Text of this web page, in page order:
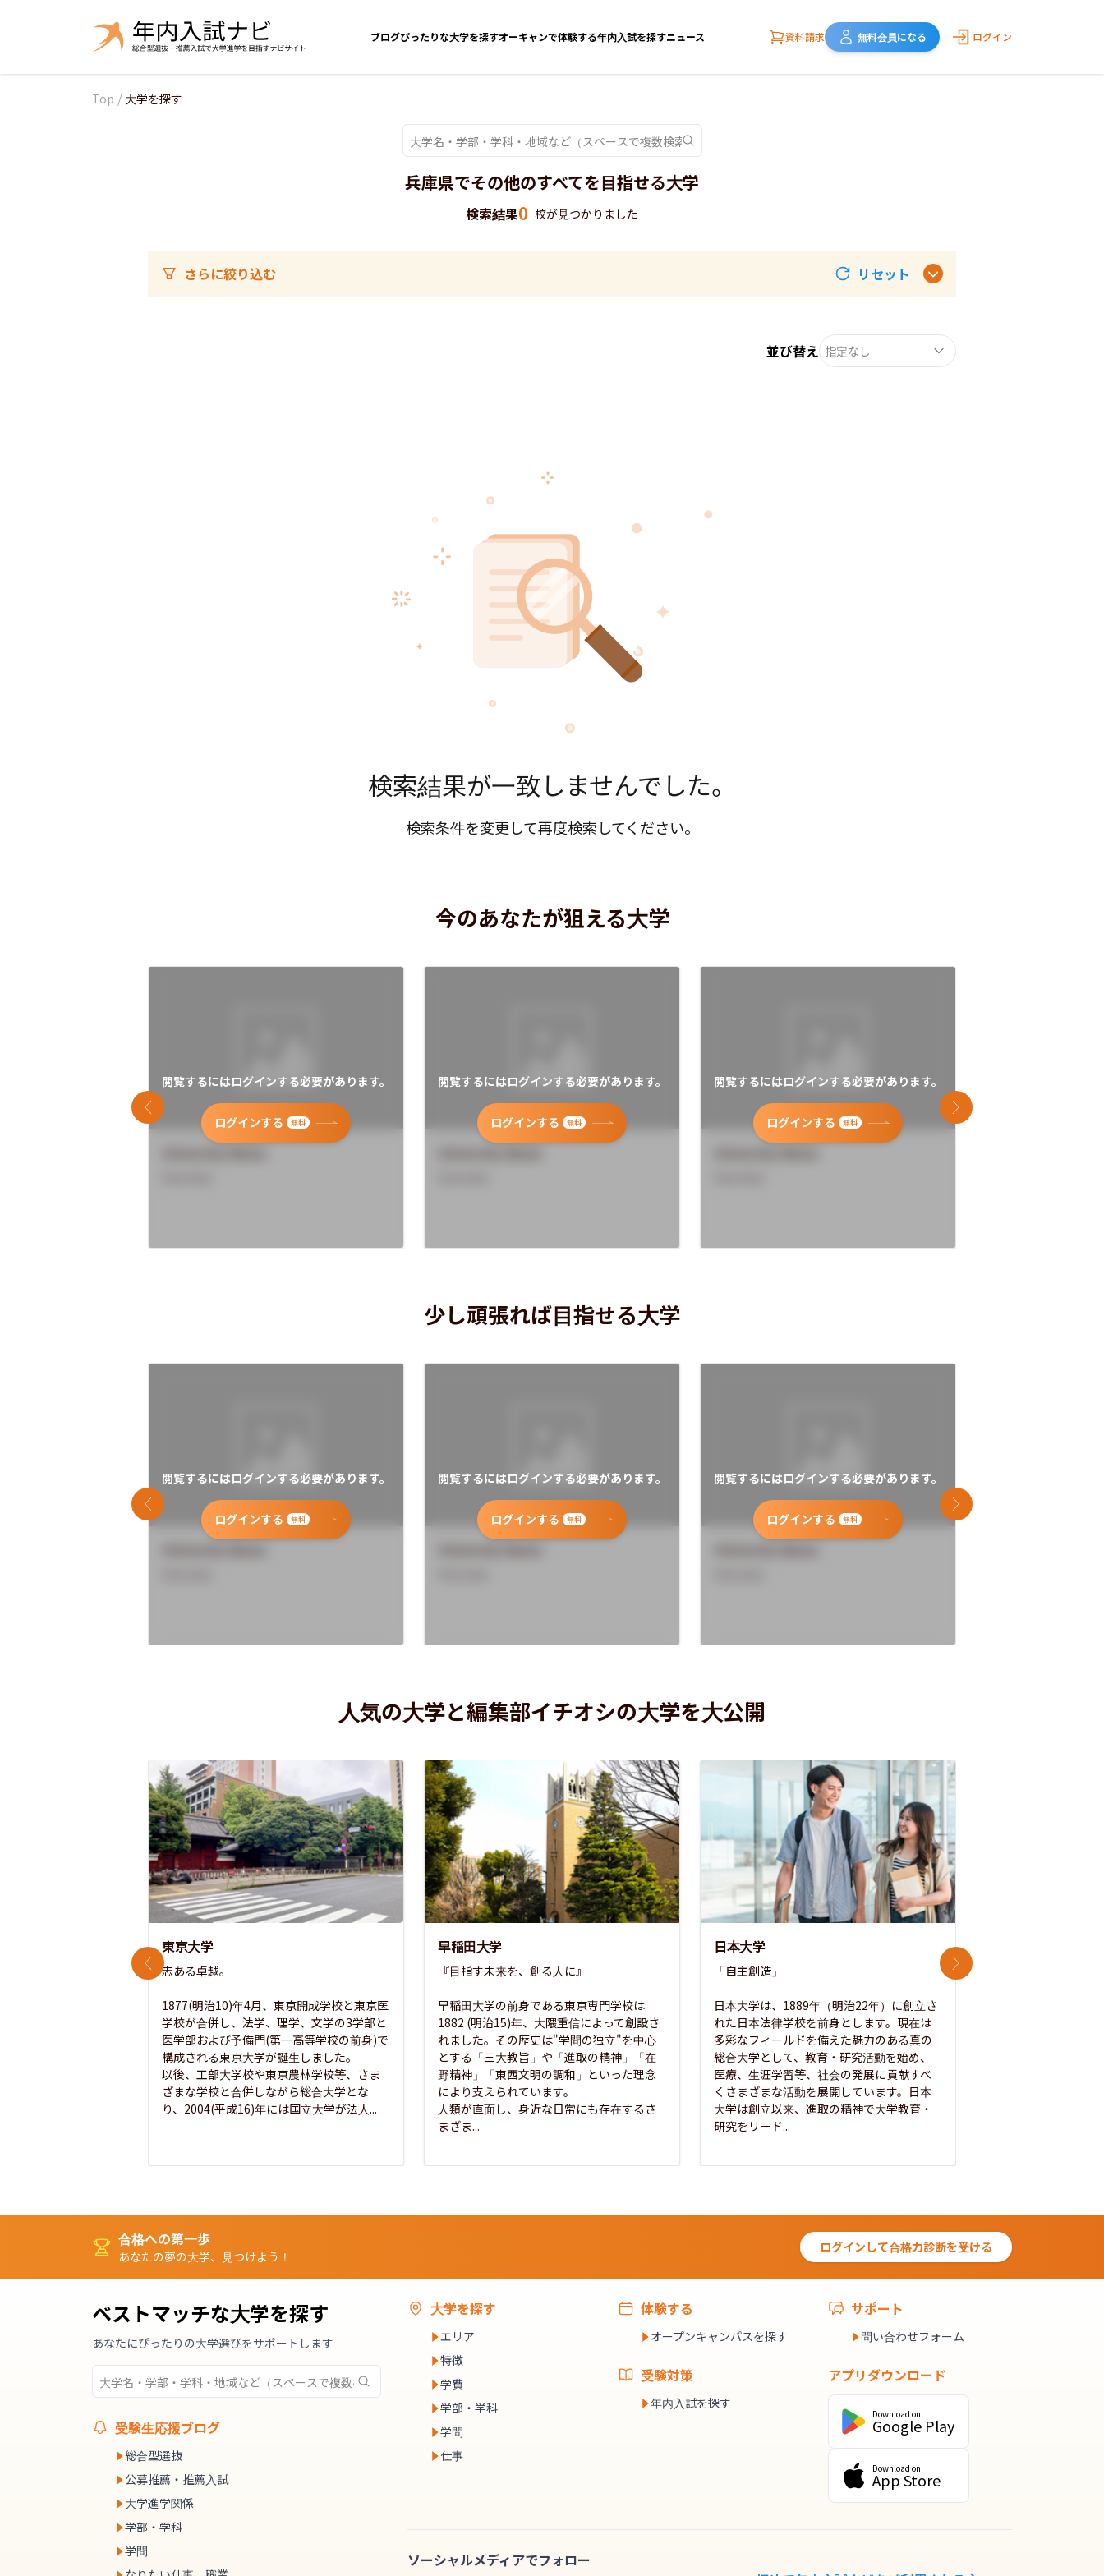
ブログぴったりな大学を探すオーキャンで体験する年内入試を探すニュース 資料請求 無料会員になる ログイン
Top / 大学を探す
兵庫県でその他のすべてを目指せる大学
検索結果0 校が見つかりました
さらに絞り込む リセット
並び替え 指定なし
検索結果が一致しませんでした。
検索条件を変更して再度検索してください。
今のあなたが狙える大学
閲覧するにはログインする必要があります。
ログインする 無料
閲覧するにはログインする必要があります。
ログインする 無料
閲覧するにはログインする必要があります。
ログインする 無料
前のスライド 次のスライド
少し頑張れば目指せる大学
閲覧するにはログインする必要があります。
ログインする 無料
閲覧するにはログインする必要があります。
ログインする 無料
閲覧するにはログインする必要があります。
ログインする 無料
前のスライド 次のスライド
人気の大学と編集部イチオシの大学を大公開
東京大学
志ある卓越。
1877(明治10)年4月、東京開成学校と東京医
学校が合併し、法学、理学、文学の3学部と
医学部および予備門(第一高等学校の前身)で
構成される東京大学が誕生しました。
以後、工部大学校や東京農林学校等、さま
ざまな学校と合併しながら総合大学とな
り、2004(平成16)年には国立大学が法人...
早稲田大学
『目指す未来を、創る人に』
早稲田大学の前身である東京専門学校は
1882 (明治15)年、大隈重信によって創設さ
れました。その歴史は"学問の独立"を中心
とする「三大教旨」や「進取の精神」「在
野精神」「東西文明の調和」といった理念
により支えられています。
人類が直面し、身近な日常にも存在するさ
まざま...
日本大学
「自主創造」
日本大学は、1889年（明治22年）に創立さ
れた日本法律学校を前身とします。現在は
多彩なフィールドを備えた魅力のある真の
総合大学として、教育・研究活動を始め、
医療、生涯学習等、社会の発展に貢献すべ
くさまざまな活動を展開しています。日本
大学は創立以来、進取の精神で大学教育・
研究をリード...
前のスライド 次のスライド
合格への第一歩
あなたの夢の大学、見つけよう！
ログインして合格力診断を受ける
ベストマッチな大学を探す
あなたにぴったりの大学選びをサポートします
受験生応援ブログ
総合型選抜
公募推薦・推薦入試
大学進学関係
学部・学科
学問
大学を探す
エリア
特徴
学費
学部・学科
学問
仕事
体験する
オープンキャンパスを探す
受験対策
年内入試を探す
サポート
問い合わせフォーム
アプリダウンロード
Download on
Google Play
Download on
App Store
ソーシャルメディアでフォロー